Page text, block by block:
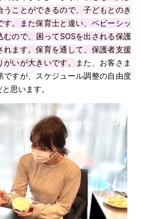
うことができるので、子どもとのき
す。また保育士と違い、ベビーシッ
むので、困ってSOSを出される保護
れます。保育を通して、保護者支援
いが大きいです。
また、お客さま
ですが、スケジュール調整の自由度
思います。